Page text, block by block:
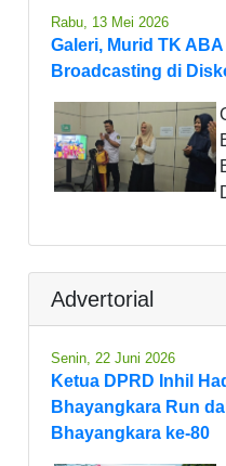
Rabu, 13 Mei 2026
Galeri, Murid TK
Broadcasting di
Advertorial
Senin, 22 Juni 2026
Ketua DPRD Inhil
Bhayangkara Run
Bhayangkara ke-80